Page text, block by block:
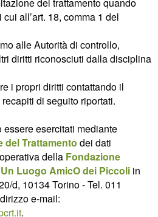
all’art. 18, comma 1 del
alle Autorità di controllo,
diritti riconosciuti dalla disciplina
i propri diritti contattando il
di seguito riportati.
essere esercitati mediante
del Trattamento dei dati
della Fondazione
Luogo AmicO dei Piccoli in
d, 10134 Torino - Tel. 011
e-mail:
.